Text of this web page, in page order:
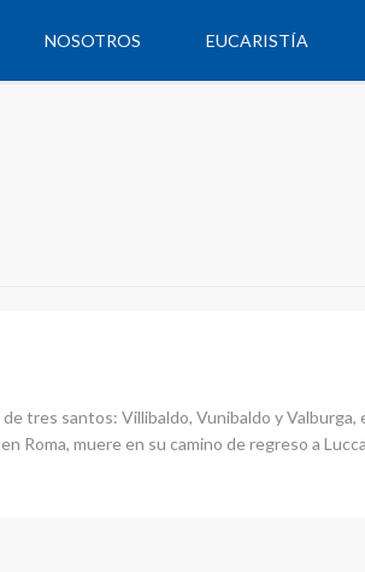
NOSOTROS EUCARISTÍA
tres santos: Villibaldo, Vunibaldo y
Roma, muere en su camino de regreso a